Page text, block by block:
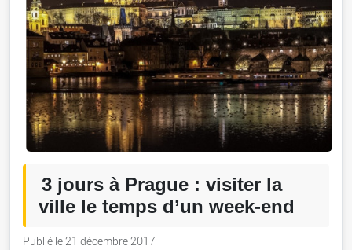
3 jours à Prague : visiter la
ville le temps d’un week-end
Publié le 21 décembre 2017